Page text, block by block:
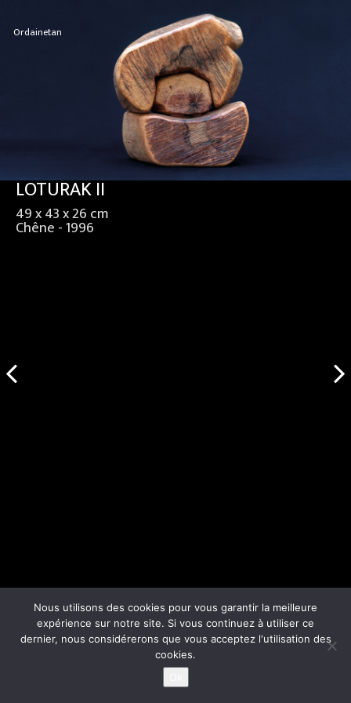
Ordainetan
LOTURAK II
49 x 43 x 26 cm
Chêne - 1996
Nous utilisons des cookies pour vous garantir la meilleure
expérience sur notre site. Si vous continuez à utiliser ce
dernier, nous considérerons que vous acceptez l'utilisation des
cookies.